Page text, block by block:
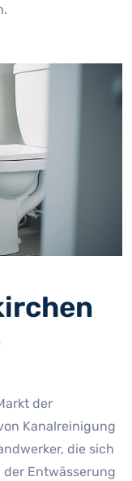
der
Kanalreinigung
die sich
Entwässerung